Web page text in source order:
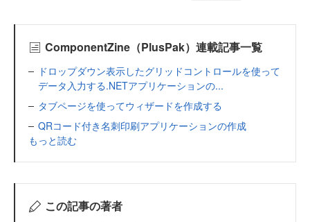
ComponentZine（PlusPak）連載記事一覧
ドロップダウン表示したグリッドコントロールを使って
データ入力する.NETアプリケーションの...
タブページを使ってウィザードを作成する
QRコード付き名刺印刷アプリケーションの作成
もっと読む
この記事の著者